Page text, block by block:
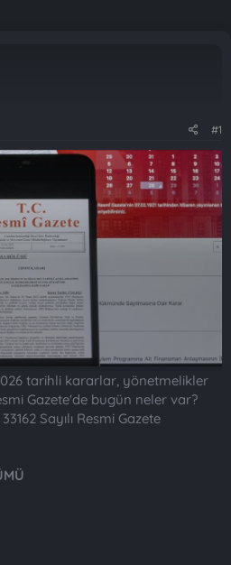
#1
tarihli kararlar, yönetmelikler
Gazete'de bugün neler var?
Sayılı Resmi Gazete